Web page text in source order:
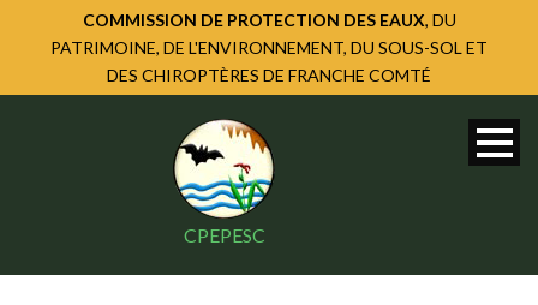
COMMISSION DE PROTECTION DES EAUX, DU
PATRIMOINE, DE L'ENVIRONNEMENT, DU SOUS-SOL ET
DES CHIROPTÈRES DE FRANCHE COMTÉ
CPEPESC